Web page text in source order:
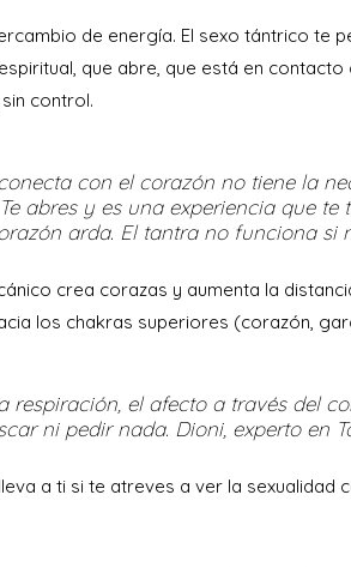
de energía. El sexo tántrico te
que abre, que está en
control.
con el corazón no tiene la
abres y es una experiencia que
arda. El tantra no funciona si
crea corazas y aumenta la
los chakras superiores (corazón,
respiración, el afecto a través del
ni pedir nada. Dioni, experto en
a ti si te atreves a ver la sexualidad